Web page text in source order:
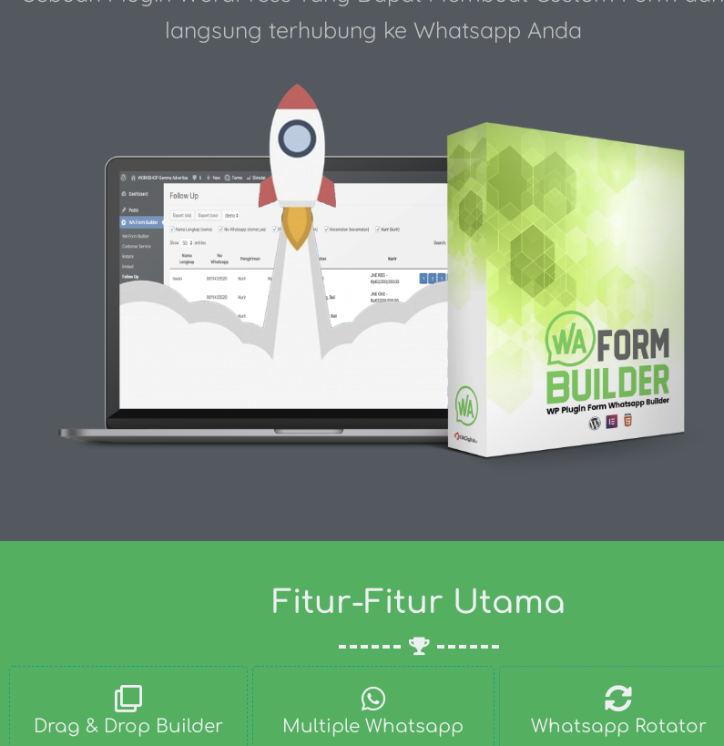
langsung terhubung ke Whatsapp Anda
Fitur-Fitur Utama
Drag & Drop Builder Multiple Whatsapp Whatsapp Rotator